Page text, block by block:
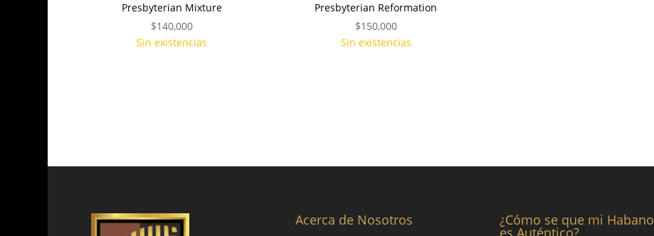
Presbyterian Mixture
$140,000
Sin existencias
Presbyterian Reformation
$150,000
Sin existencias
Acerca de Nosotros ¿Cómo se que mi Habano
es Auténtico?